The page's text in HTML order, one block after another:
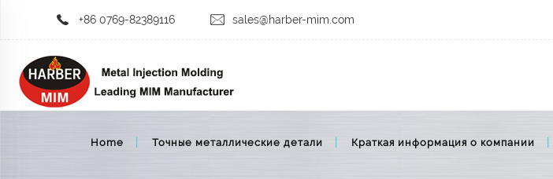
+86 0769-82389116 sales@harber-mim.com
Home Точные металлические детали Краткая информация о компании